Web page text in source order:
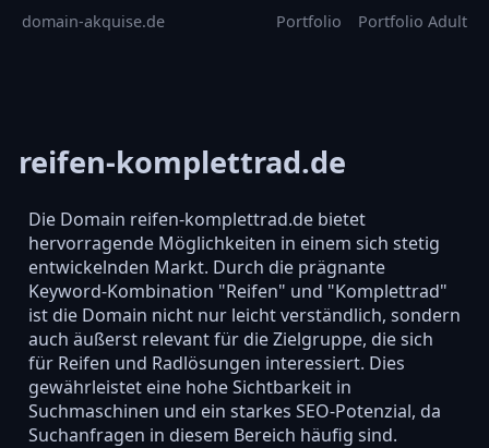
domain-akquise.de Portfolio Portfolio Adult
reifen-komplettrad.de
Die Domain reifen-komplettrad.de bietet
hervorragende Möglichkeiten in einem sich stetig
entwickelnden Markt. Durch die prägnante
Keyword-Kombination "Reifen" und "Komplettrad"
ist die Domain nicht nur leicht verständlich, sondern
auch äußerst relevant für die Zielgruppe, die sich
für Reifen und Radlösungen interessiert. Dies
gewährleistet eine hohe Sichtbarkeit in
Suchmaschinen und ein starkes SEO-Potenzial, da
Suchanfragen in diesem Bereich häufig sind.